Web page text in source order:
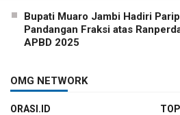
Bupati Muaro Jambi Hadiri
Pandangan Fraksi atas
APBD 2025
OMG NETWORK
ORASI.ID